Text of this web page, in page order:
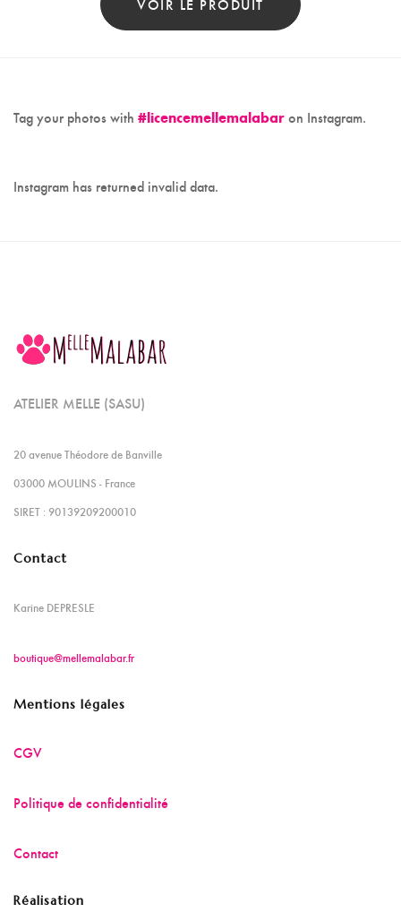
VOIR LE PRODUIT
Tag your photos with #licencemellemalabaron Instagram.
Instagram has returned invalid data.
ATELIER MELLE (SASU)
20 avenue Théodore de Banville
03000 MOULINS - France
SIRET : 90139209200010
Contact
Karine DEPRESLE
boutique@mellemalabar.fr
Mentions légales
CGV
Politique de confidentialité
Contact
Réalisation